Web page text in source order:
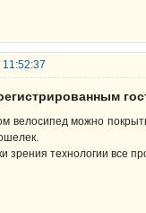
велосипед можно
зрения технологии все